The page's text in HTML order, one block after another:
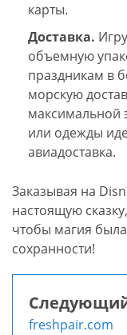
карты.
Доставка.
объемную
праздникам в
морскую
максимальной
или одежды
авиадоставка.
Заказывая на
настоящую
чтобы магия
сохранности!
Навигация
freshpair.com